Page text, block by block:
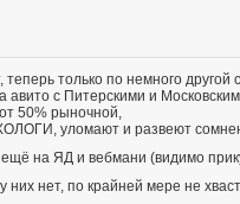
только по немного другой
авито с Питерскими и
50% рыночной,
уломают и развеют
на ЯД и вебмани (видимо
них нет, по крайней мере не